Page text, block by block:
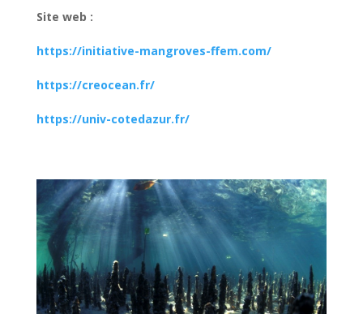
Site web :
https://initiative-mangroves-ffem.com/
https://creocean.fr/
https://univ-cotedazur.fr/